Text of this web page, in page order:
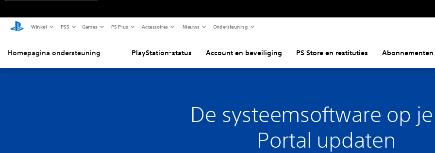
Winkel PS5 Games PS Plus Accessoires Nieuws Ondersteuning
Homepagina ondersteuning PlayStation-status Account en beveiliging PS Store en restituties Abonnementen
De systeemsoftware op je
Portal updaten